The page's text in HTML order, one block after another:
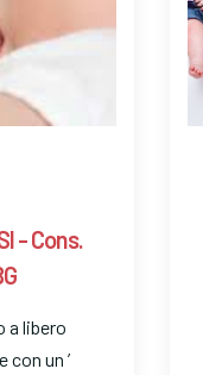
- Cons.
a libero
un ’